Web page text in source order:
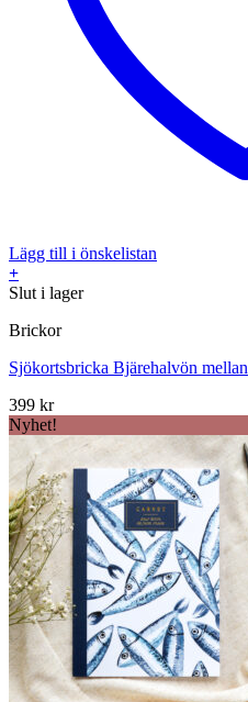
Lägg till i önskelistan
+
Slut i lager
Brickor
Sjökortsbricka Bjärehalvön mellan
399 kr
Nyhet!